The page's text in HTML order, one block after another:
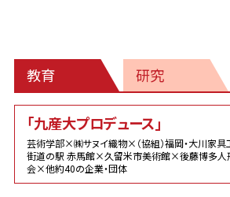
教育 研究
「九産大プロデュース」
芸術学部×㈱サヌイ織物×（協組）福岡・大川家
街道の駅 赤馬館×久留米市美術館×後藤博多
会×他約40の企業・団体